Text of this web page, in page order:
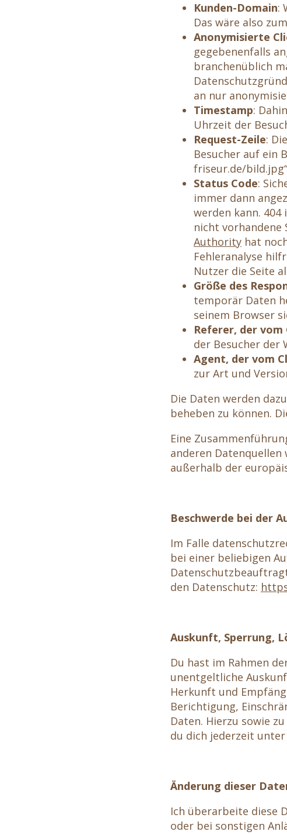
Kunden-Domain:
Das wäre also
Anonymisierte
gegebenenfalls
branchenüblich
an nur
Timestamp:
Uhrzeit der
Request-Zeile:
Besucher auf ein
friseur.de/
Status Code:
immer dann
werden kann. 404
nicht vorhandene
Authority hat
Fehleranalyse
Nutzer die Seite
Größe des
temporär Daten
seinem Browser
Referer, der
der Besucher der
Agent, der vom
zur Art und
Die Daten werden
beheben zu können.
Eine
anderen
außerhalb der
Beschwerde bei der
Im Falle
bei einer beliebigen
den Datenschutz:
Auskunft, Sperrung,
Du hast im Rahmen
unentgeltliche
Herkunft und
Berichtigung,
Daten. Hierzu sowie
du dich jederzeit unter
Änderung dieser
Ich überarbeite diese
oder bei sonstigen